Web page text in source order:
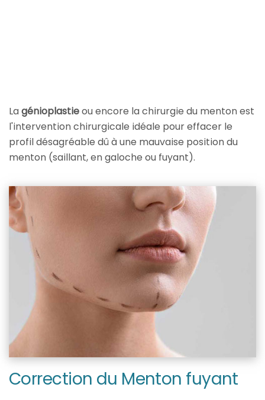
Lagénioplastieou encore la chirurgie du menton est
l'intervention chirurgicale idéale pour effacer le
profil désagréable dû à une mauvaise position du
menton (saillant, en galoche ou fuyant).
Correction du Menton fuyant